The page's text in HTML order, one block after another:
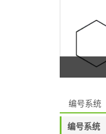
编号系统
编号系统